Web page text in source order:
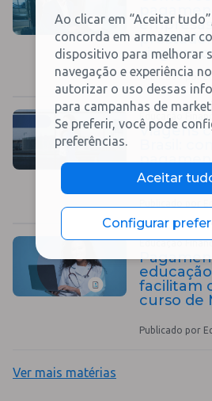
viagens
Publicado por
Educação
Viagens
controle
Educação
facilitam
curso de
Publicado por
Ver mais matérias
Ao clicar em “Aceitar
concorda em armazenar
dispositivo para melhorar
navegação e experiência
autorizar o uso dessas
para campanhas de
Se preferir, você pode
preferências.
Aceitar
Configurar